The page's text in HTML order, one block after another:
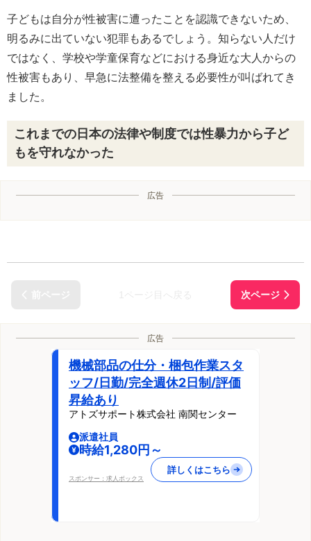
子どもは自分が性被害に遭ったことを認識できないため、
明るみに出ていない犯罪もあるでしょう。知らない人だけ
ではなく、学校や学童保育などにおける身近な大人からの
性被害もあり、早急に法整備を整える必要性が叫ばれてき
ました。
これまでの日本の法律や制度では性暴力から子ど
もを守れなかった
広告
広告
機械部品の仕分・梱包作業スタ
ッフ/日勤/完全週休2日制/評価
昇給あり
アトズサポート株式会社 南関センター
派遣社員
時給1,280円～
スポンサー：求人ボックス
詳しくはこちら